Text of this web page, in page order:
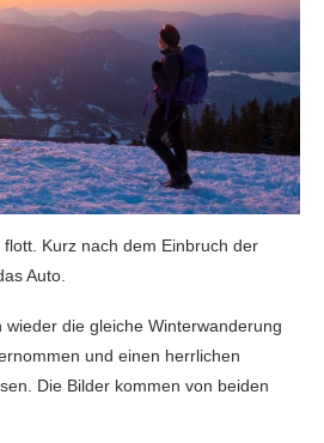
Kurz nach dem Einbruch der
Auto.
die gleiche Winterwanderung
und einen herrlichen
Die Bilder kommen von beiden